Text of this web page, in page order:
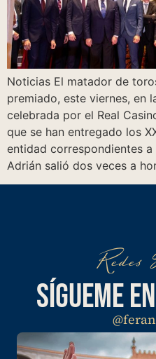
Noticias El matador de
premiado, este viernes, en
celebrada por el Real
que se han entregado los
entidad correspondientes
Adrián salió dos veces a
SÍGUEME